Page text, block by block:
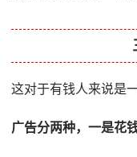
这对于有钱人来说是
广告分两种，一是花